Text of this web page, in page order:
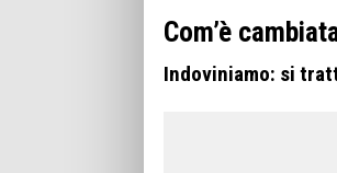
Com’è
Indoviniamo: si